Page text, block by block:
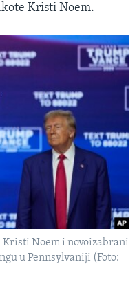
Kristi Noem.
Noem i novoizabrani
u Pennsylvaniji (Foto: